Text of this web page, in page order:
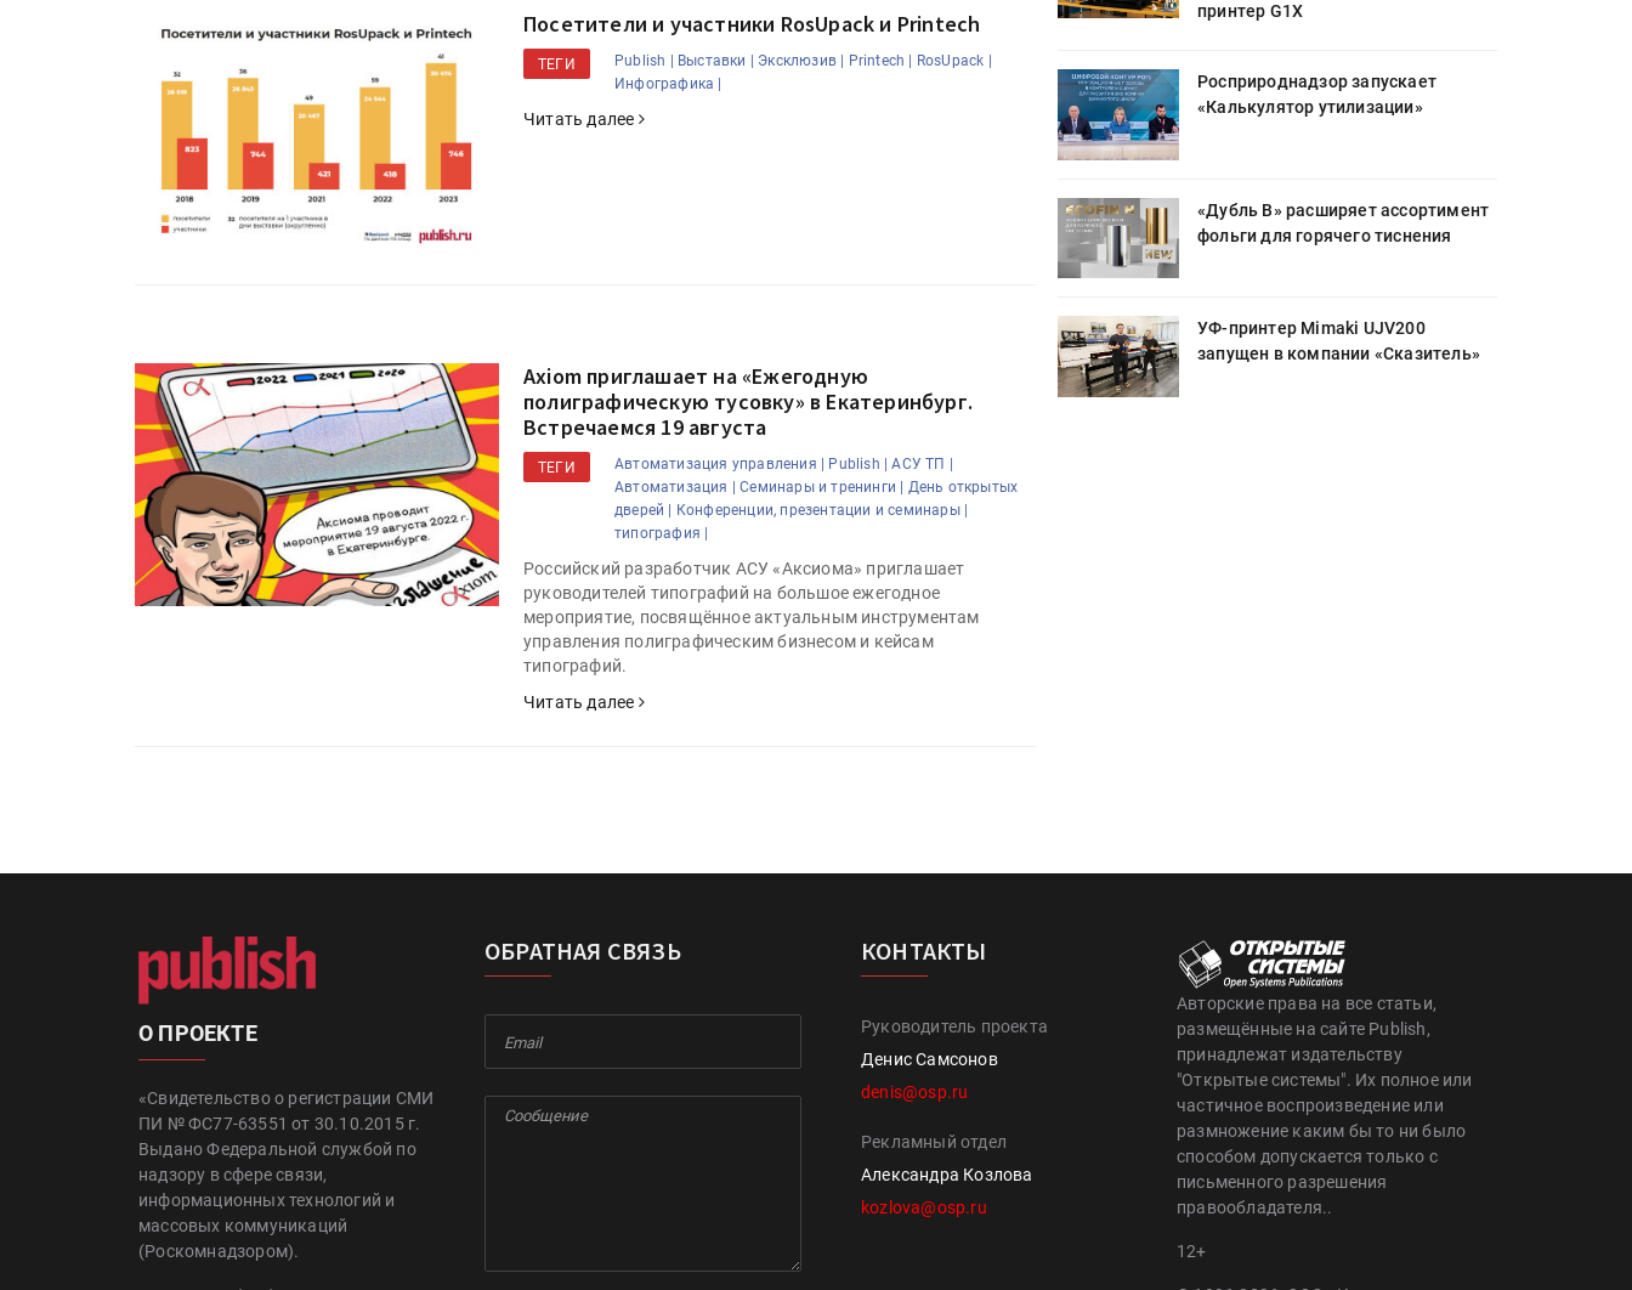
Посетители и участники RosUpack и Printech
ТЕГИ Publish | Выставки | Эксклюзив | Printech |
RosUpack |
Инфографика |
Читать далее
Axiom приглашает на «Ежегодную
полиграфическую тусовку» в Екатеринбург.
Встречаемся 19 августа
ТЕГИ Автоматизация управления | Publish |
АСУ ТП |
Автоматизация |
Семинары и тренинги |
День открытых
дверей |
Конференции, презентации и семинары |
типография |
Российский разработчик АСУ «Аксиома» приглашает
руководителей типографий на большое ежегодное
мероприятие, посвящённое актуальным инструментам
управления полиграфическим бизнесом и кейсам
типографий.
Читать далее
Росприроднадзор запускает
«Калькулятор утилизации»
фольги для горячего тиснения
принтер G1X
Росприроднадзор запускает
«Калькулятор утилизации»
«Дубль В» расширяет ассортимент
фольги для горячего тиснения
УФ-принтер Mimaki UJV200
запущен в компании «Сказитель»
О ПРОЕКТЕ
«Свидетельство о регистрации СМИ
ПИ № ФС77-63551 от 30.10.2015 г.
Выдано Федеральной службой по
надзору в сфере связи,
информационных технологий и
массовых коммуникаций
(Роскомнадзором).
ОБРАТНАЯ СВЯЗЬ КОНТАКТЫ
Руководитель проекта
Денис Самсонов
denis@osp.ru
Рекламный отдел
Александра Козлова
kozlova@osp.ru
Авторские права на все статьи,
размещённые на сайте Publish,
принадлежат издательству
"Открытые системы". Их полное или
частичное воспроизведение или
размножение каким бы то ни было
способом допускается только с
письменного разрешения
правообладателя..
12+